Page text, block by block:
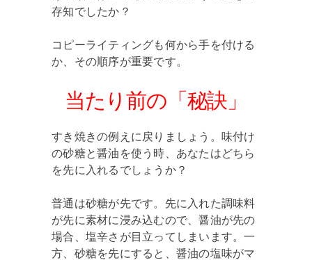
存知でしたか？
コピーライティングも何から手を付ける
か、その順序が重要です。
当たり前の「秘訣」
すき焼きの例えに戻りましょう。味付け
の砂糖と醤油を使う時、あなたはどちら
を先に入れるでしょうか？
普通は砂糖が先です。先に入れた調味料
が先に素材に浸み込むので、醤油が先の
場合、塩辛さが目立ってしまいます。一
方、砂糖を先にすると、醤油の塩味がマ